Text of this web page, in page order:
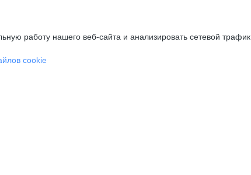
работу нашего веб-сайта и анализировать сетевой трафик.
cookie